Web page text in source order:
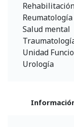
Reumatología
Salud mental
Unidad
Urología